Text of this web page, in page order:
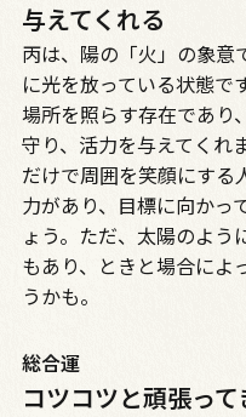
与えてくれる
丙は、陽の「火」の象意
に光を放っている状態で
場所を照らす存在であり
守り、活力を与えてくれ
だけで周囲を笑顔にする
力があり、目標に向かっ
ょう。ただ、太陽のよう
もあり、ときと場合によ
うかも。
総合運
コツコツと頑張っ